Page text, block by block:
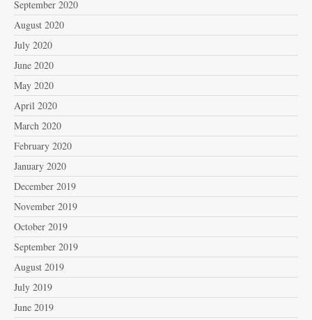
September 2020
August 2020
July 2020
June 2020
May 2020
April 2020
March 2020
February 2020
January 2020
December 2019
November 2019
October 2019
September 2019
August 2019
July 2019
June 2019